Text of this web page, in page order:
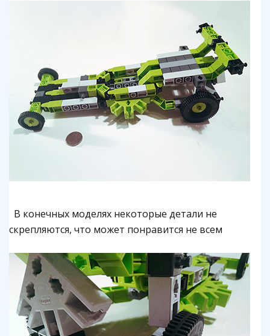
В конечных моделях некоторые детали не
скрепляются, что может понравится не всем